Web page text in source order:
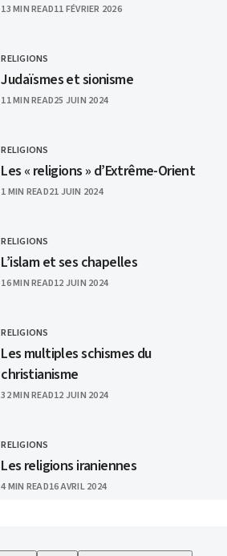
13 MIN READPUBLISHED
11 FÉVRIER 2026
CATEGORY
RELIGIONS
Judaïsmes et sionisme
11 MIN READPUBLISHED
25 JUIN 2024
CATEGORY
RELIGIONS
Les « religions » d’Extrême-Orient
1 MIN READPUBLISHED
21 JUIN 2024
CATEGORY
RELIGIONS
L’islam et ses chapelles
16 MIN READPUBLISHED
12 JUIN 2024
CATEGORY
RELIGIONS
Les multiples schismes du
christianisme
32 MIN READPUBLISHED
12 JUIN 2024
CATEGORY
RELIGIONS
Les religions iraniennes
4 MIN READPUBLISHED
16 AVRIL 2024